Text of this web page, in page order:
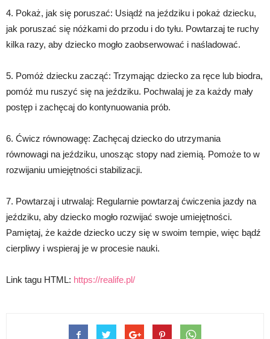
4. Pokaż, jak się poruszać: Usiądź na jeździku i pokaż dziecku,
jak poruszać się nóżkami do przodu i do tyłu. Powtarzaj te ruchy
kilka razy, aby dziecko mogło zaobserwować i naśladować.
5. Pomóż dziecku zacząć: Trzymając dziecko za ręce lub biodra,
pomóż mu ruszyć się na jeździku. Pochwalaj je za każdy mały
postęp i zachęcaj do kontynuowania prób.
6. Ćwicz równowagę: Zachęcaj dziecko do utrzymania
równowagi na jeździku, unosząc stopy nad ziemią. Pomoże to w
rozwijaniu umiejętności stabilizacji.
7. Powtarzaj i utrwalaj: Regularnie powtarzaj ćwiczenia jazdy na
jeździku, aby dziecko mogło rozwijać swoje umiejętności.
Pamiętaj, że każde dziecko uczy się w swoim tempie, więc bądź
cierpliwy i wspieraj je w procesie nauki.
Link tagu HTML: https://realife.pl/